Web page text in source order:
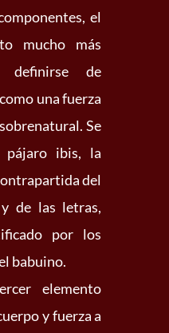
el
mucho más
definirse de
una fuerza
Se
pájaro ibis, la
del
de las letras,
por los
babuino.
elemento
y fuerza a